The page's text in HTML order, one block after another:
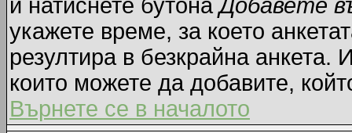
и натиснете бутонаДобавете
укажете време, за което
резултира в безкрайна
които можете да добавите,
Върнете се в началото